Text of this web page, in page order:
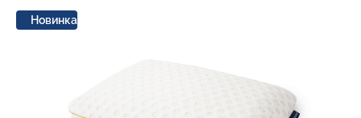
Новинка